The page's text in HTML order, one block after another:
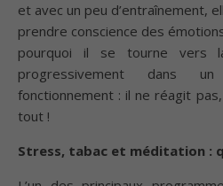
et avec un peu d’entraînement,
prendre conscience des
pourquoi il se tourne vers
progressivement dans
fonctionnement : il ne réagit
tout !
Stress, tabac et méditation :